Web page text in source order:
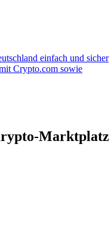
einfach und sicher
Crypto.com sowie
Marktplatz